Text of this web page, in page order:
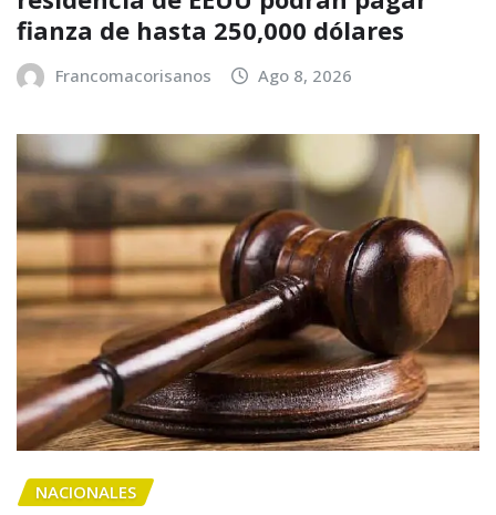
fianza de hasta 250,000 dólares
Francomacorisanos Ago 8, 2026
NACIONALES